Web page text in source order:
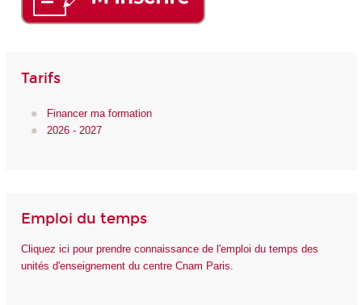
Tarifs
Financer ma formation
2026 - 2027
Emploi du temps
Cliquez ici pour prendre connaissance de l'emploi du temps des
unités d'enseignement du centre Cnam Paris.